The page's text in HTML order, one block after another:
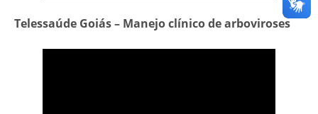
Telessaúde Goiás – Manejo clínico de arboviroses